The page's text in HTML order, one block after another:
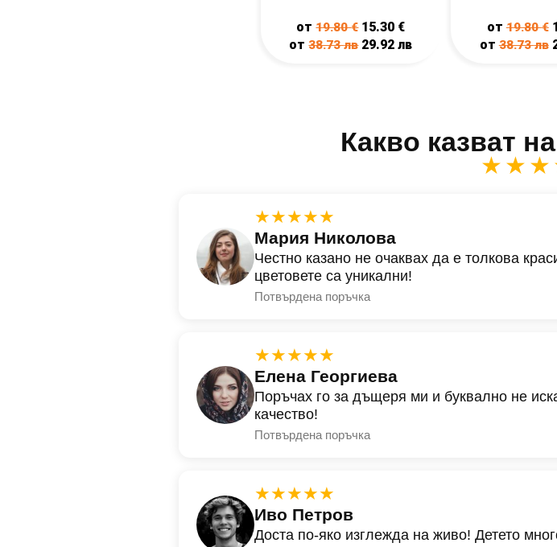
от19.80€ 15.30 €
от38.73лв 29.92лв
от19.80€
от38.73лв
Какво казват
★★★★★
Мария Николова
Честно казано не очаквах да е толкова
цветовете са уникални!
Потвърдена поръчка
★★★★★
Елена Георгиева
Поръчах го за дъщеря ми и буквално не
качество!
Потвърдена поръчка
★★★★★
Иво Петров
Доста по-яко изглежда на живо! Детето